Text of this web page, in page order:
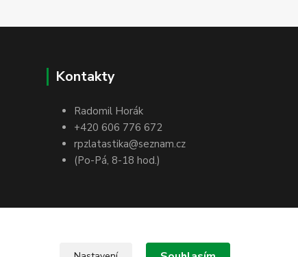
Kontakty
Radomil Horák
+420 606 776 672
rpzlatastika@seznam.cz
(Po-Pá, 8-18 hod.)